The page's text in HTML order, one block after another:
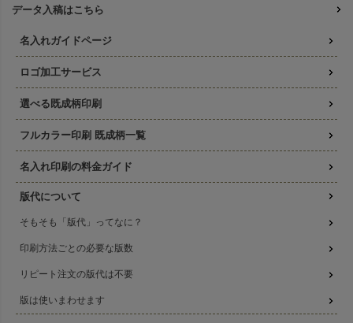
データ入稿はこちら
名入れガイドページ
ロゴ加工サービス
選べる既成柄印刷
フルカラー印刷 既成柄一覧
名入れ印刷の料金ガイド
版代について
そもそも「版代」ってなに？
印刷方法ごとの必要な版数
リピート注文の版代は不要
版は使いまわせます